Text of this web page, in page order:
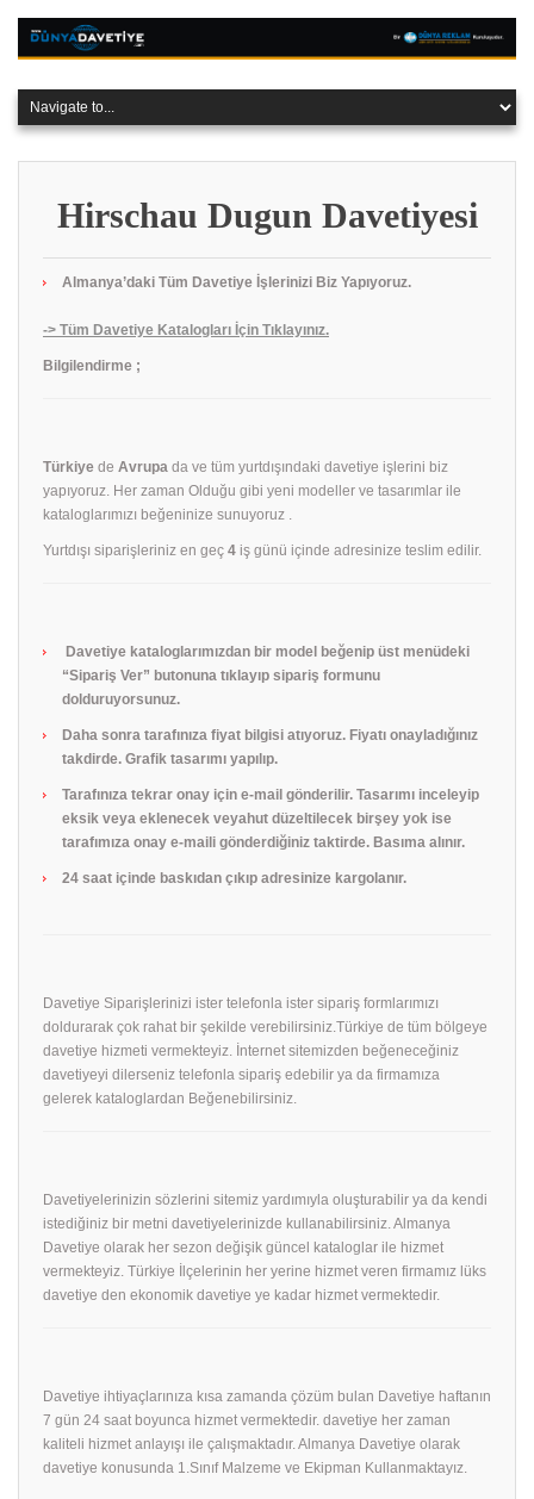
Hirschau Dugun Davetiyesi
Almanya’daki Tüm Davetiye İşlerinizi Biz Yapıyoruz.
-> Tüm Davetiye Katalogları İçin Tıklayınız.
Bilgilendirme ;
Türkiye de Avrupa da ve tüm yurtdışındaki davetiye işlerini biz
yapıyoruz. Her zaman Olduğu gibi yeni modeller ve tasarımlar ile
kataloglarımızı beğeninize sunuyoruz .
Yurtdışı siparişleriniz en geç 4 iş günü içinde adresinize teslim edilir.
Davetiye kataloglarımızdan bir model beğenip üst menüdeki
“Sipariş Ver” butonuna tıklayıp sipariş formunu
dolduruyorsunuz.
Daha sonra tarafınıza fiyat bilgisi atıyoruz. Fiyatı onayladığınız
takdirde. Grafik tasarımı yapılıp.
Tarafınıza tekrar onay için e-mail gönderilir. Tasarımı inceleyip
eksik veya eklenecek veyahut düzeltilecek birşey yok ise
tarafımıza onay e-maili gönderdiğiniz taktirde. Basıma alınır.
24 saat içinde baskıdan çıkıp adresinize kargolanır.
Davetiye Siparişlerinizi ister telefonla ister sipariş formlarımızı
doldurarak çok rahat bir şekilde verebilirsiniz.Türkiye de tüm bölgeye
davetiye hizmeti vermekteyiz. İnternet sitemizden beğeneceğiniz
davetiyeyi dilerseniz telefonla sipariş edebilir ya da firmamıza
gelerek kataloglardan Beğenebilirsiniz.
Davetiyelerinizin sözlerini sitemiz yardımıyla oluşturabilir ya da kendi
istediğiniz bir metni davetiyelerinizde kullanabilirsiniz. Almanya
Davetiye olarak her sezon değişik güncel kataloglar ile hizmet
vermekteyiz. Türkiye İlçelerinin her yerine hizmet veren firmamız lüks
davetiye den ekonomik davetiye ye kadar hizmet vermektedir.
Davetiye ihtiyaçlarınıza kısa zamanda çözüm bulan Davetiye haftanın
7 gün 24 saat boyunca hizmet vermektedir. davetiye her zaman
kaliteli hizmet anlayışı ile çalışmaktadır. Almanya Davetiye olarak
davetiye konusunda 1.Sınıf Malzeme ve Ekipman Kullanmaktayız.